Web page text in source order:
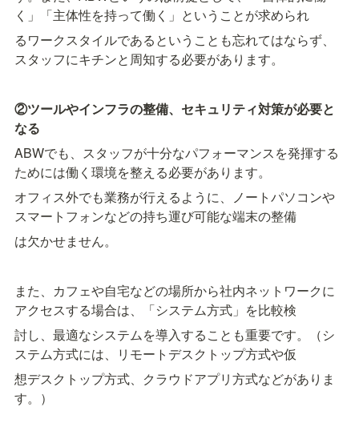
く」「主体性を持って働く」ということが求められ
るワークスタイルであるということも忘れてはならず、
スタッフにキチンと周知する必要があります。
②ツールやインフラの整備、セキュリティ対策が必要と
なる
ABWでも、スタッフが十分なパフォーマンスを発揮する
ためには働く環境を整える必要があります。
オフィス外でも業務が行えるように、ノートパソコンや
スマートフォンなどの持ち運び可能な端末の整備
は欠かせません。
また、カフェや自宅などの場所から社内ネットワークに
アクセスする場合は、「システム方式」を比較検
討し、最適なシステムを導入することも重要です。（シ
ステム方式には、リモートデスクトップ方式や仮
想デスクトップ方式、クラウドアプリ方式などがありま
す。）